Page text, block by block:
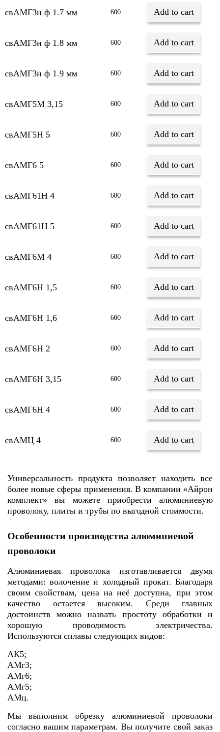
свАМГ3н ф 1.7 мм 600 Add to cart
свАМГ3н ф 1.8 мм 600 Add to cart
свАМГ3н ф 1.9 мм 600 Add to cart
свАМГ5М 3,15 600 Add to cart
свАМГ5Н 5 600 Add to cart
свАМГ6 5 600 Add to cart
свАМГ61Н 4 600 Add to cart
свАМГ61Н 5 600 Add to cart
свАМГ6М 4 600 Add to cart
свАМГ6Н 1,5 600 Add to cart
свАМГ6Н 1,6 600 Add to cart
свАМГ6Н 2 600 Add to cart
свАМГ6Н 3,15 600 Add to cart
свАМГ6Н 4 600 Add to cart
свАМЦ 4 600 Add to cart
Универсальность продукта позволяет находить все
более новые сферы применения. В компании «Айрон
комплект» вы можете приобрести алюминиевую
проволоку, плиты и трубы по выгодной стоимости.
Особенности производства алюминиевой
проволоки
Алюминиевая проволока изготавливается двумя
методами: волочение и холодный прокат. Благодаря
своим свойствам, цена на неë доступна, при этом
качество остается высоким. Среди главных
достоинств можно назвать простоту обработки и
хорошую проводимость электричества.
Используются сплавы следующих видов:
АК5;
АМг3;
АМг6;
АМг5;
АМц.
Мы выполним обрезку алюминиевой проволоки
согласно вашим параметрам. Вы получите свой заказ